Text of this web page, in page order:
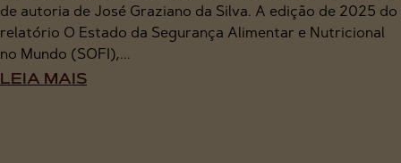
de autoria de José Graziano da Silva. A edição de 2025 do
relatório O Estado da Segurança Alimentar e Nutricional
no Mundo (SOFI),...
LEIA MAIS